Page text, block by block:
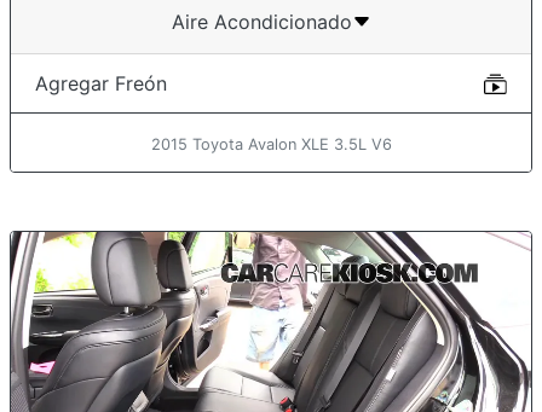
Aire Acondicionado
Agregar Freón
2015 Toyota Avalon XLE 3.5L V6